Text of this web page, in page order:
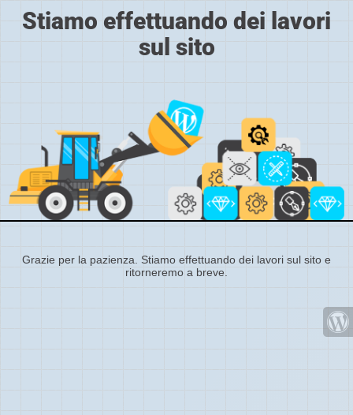
Stiamo effettuando dei lavori
sul sito
Grazie per la pazienza. Stiamo effettuando dei lavori sul sito e
ritorneremo a breve.